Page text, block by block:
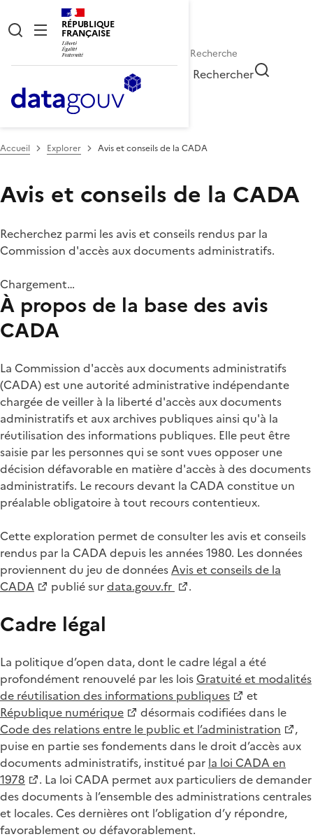
RÉPUBLIQUE
FRANÇAISE
Rechercher
Accueil Explorer Avis et conseils de la CADA
Avis et conseils de la CADA
Recherchez parmi les avis et conseils rendus par la
Commission d'accès aux documents administratifs.
Chargement…
À propos de la base des avis
CADA
La Commission d'accès aux documents administratifs
(CADA) est une autorité administrative indépendante
chargée de veiller à la liberté d'accès aux documents
administratifs et aux archives publiques ainsi qu'à la
réutilisation des informations publiques. Elle peut être
saisie par les personnes qui se sont vues opposer une
décision défavorable en matière d'accès à des documents
administratifs. Le recours devant la CADA constitue un
préalable obligatoire à tout recours contentieux.
Cette exploration permet de consulter les avis et conseils
rendus par la CADA depuis les années 1980. Les données
proviennent du jeu de donnéesAvis et conseils de la
CADA
publié surdata.gouv.fr .
Cadre légal
La politique d’open data, dont le cadre légal a été
profondément renouvelé par les loisGratuité et modalités
de réutilisation des informations publiques
et
République numérique
désormais codifiées dans le
Code des relations entre le public et l’administration
,
puise en partie ses fondements dans le droit d’accès aux
documents administratifs, institué par la loi CADA en
1978
. La loi CADA permet aux particuliers de demander
des documents à l’ensemble des administrations centrales
et locales. Ces dernières ont l’obligation d’y répondre,
favorablement ou défavorablement.